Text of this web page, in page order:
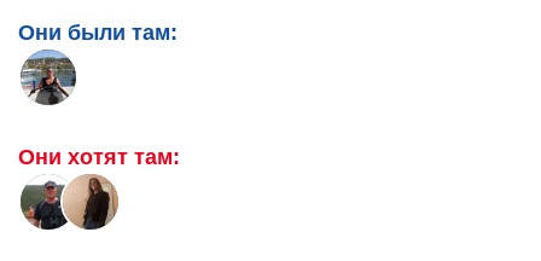
Они были там:
Они хотят там: